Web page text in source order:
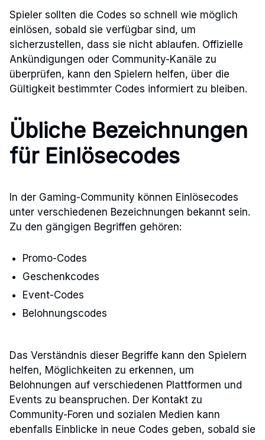
Spieler sollten die Codes so schnell wie möglich
einlösen, sobald sie verfügbar sind, um
sicherzustellen, dass sie nicht ablaufen. Offizielle
Ankündigungen oder Community-Kanäle zu
überprüfen, kann den Spielern helfen, über die
Gültigkeit bestimmter Codes informiert zu bleiben.
Übliche Bezeichnungen
für Einlösecodes
In der Gaming-Community können Einlösecodes
unter verschiedenen Bezeichnungen bekannt sein.
Zu den gängigen Begriffen gehören:
Promo-Codes
Geschenkcodes
Event-Codes
Belohnungscodes
Das Verständnis dieser Begriffe kann den Spielern
helfen, Möglichkeiten zu erkennen, um
Belohnungen auf verschiedenen Plattformen und
Events zu beanspruchen. Der Kontakt zu
Community-Foren und sozialen Medien kann
ebenfalls Einblicke in neue Codes geben, sobald sie